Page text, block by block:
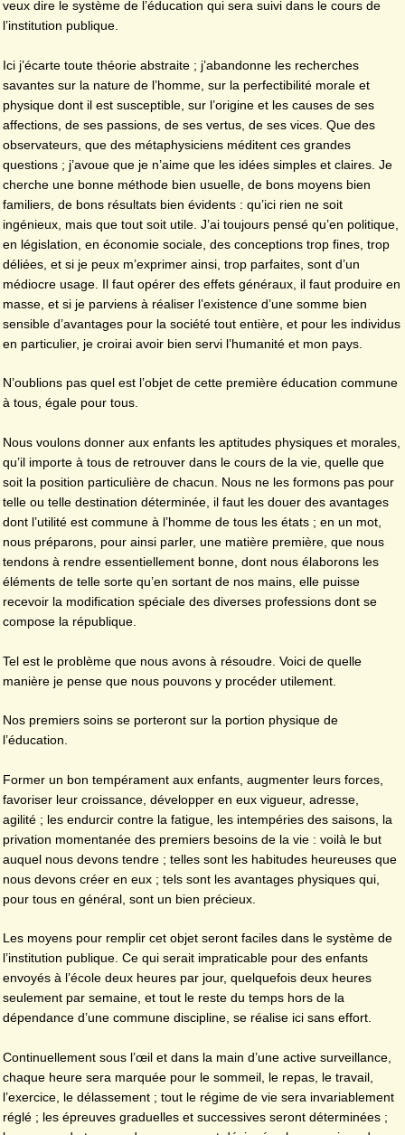
veux dire le système de l’éducation qui sera suivi dans le cours de
l’institution publique.
Ici j’écarte toute théorie abstraite ; j’abandonne les recherches
savantes sur la nature de l’homme, sur la perfectibilité morale et
physique dont il est susceptible, sur l’origine et les causes de ses
affections, de ses passions, de ses vertus, de ses vices. Que des
observateurs, que des métaphysiciens méditent ces grandes
questions ; j’avoue que je n’aime que les idées simples et claires. Je
cherche une bonne méthode bien usuelle, de bons moyens bien
familiers, de bons résultats bien évidents : qu’ici rien ne soit
ingénieux, mais que tout soit utile. J’ai toujours pensé qu’en politique,
en législation, en économie sociale, des conceptions trop fines, trop
déliées, et si je peux m’exprimer ainsi, trop parfaites, sont d’un
médiocre usage. Il faut opérer des effets généraux, il faut produire en
masse, et si je parviens à réaliser l’existence d’une somme bien
sensible d’avantages pour la société tout entière, et pour les individus
en particulier, je croirai avoir bien servi l’humanité et mon pays.
N’oublions pas quel est l’objet de cette première éducation commune
à tous, égale pour tous.
Nous voulons donner aux enfants les aptitudes physiques et morales,
qu’il importe à tous de retrouver dans le cours de la vie, quelle que
soit la position particulière de chacun. Nous ne les formons pas pour
telle ou telle destination déterminée, il faut les douer des avantages
dont l’utilité est commune à l’homme de tous les états ; en un mot,
nous préparons, pour ainsi parler, une matière première, que nous
tendons à rendre essentiellement bonne, dont nous élaborons les
éléments de telle sorte qu’en sortant de nos mains, elle puisse
recevoir la modification spéciale des diverses professions dont se
compose la république.
Tel est le problème que nous avons à résoudre. Voici de quelle
manière je pense que nous pouvons y procéder utilement.
Nos premiers soins se porteront sur la portion physique de
l’éducation.
Former un bon tempérament aux enfants, augmenter leurs forces,
favoriser leur croissance, développer en eux vigueur, adresse,
agilité ; les endurcir contre la fatigue, les intempéries des saisons, la
privation momentanée des premiers besoins de la vie : voilà le but
auquel nous devons tendre ; telles sont les habitudes heureuses que
nous devons créer en eux ; tels sont les avantages physiques qui,
pour tous en général, sont un bien précieux.
Les moyens pour remplir cet objet seront faciles dans le système de
l’institution publique. Ce qui serait impraticable pour des enfants
envoyés à l’école deux heures par jour, quelquefois deux heures
seulement par semaine, et tout le reste du temps hors de la
dépendance d’une commune discipline, se réalise ici sans effort.
Continuellement sous l’œil et dans la main d’une active surveillance,
chaque heure sera marquée pour le sommeil, le repas, le travail,
l’exercice, le délassement ; tout le régime de vie sera invariablement
réglé ; les épreuves graduelles et successives seront déterminées ;